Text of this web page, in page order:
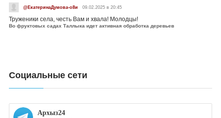
@ЕкатеринаДумова-о8и 09.02.2025 в 20:45
Труженики села, честь Вам и хвала! Молодцы!
Во фруктовых садах Таллыка идет активная обработка деревьев
Социальные сети